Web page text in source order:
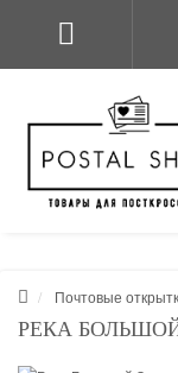
Почтовые
РЕКА